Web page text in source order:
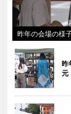
昨年の会場の様
昨
元